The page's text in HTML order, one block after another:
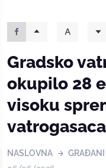
Gradsko
okupilo 28
visoku
vatrogasaca
NASLOVNA GRAĐANI